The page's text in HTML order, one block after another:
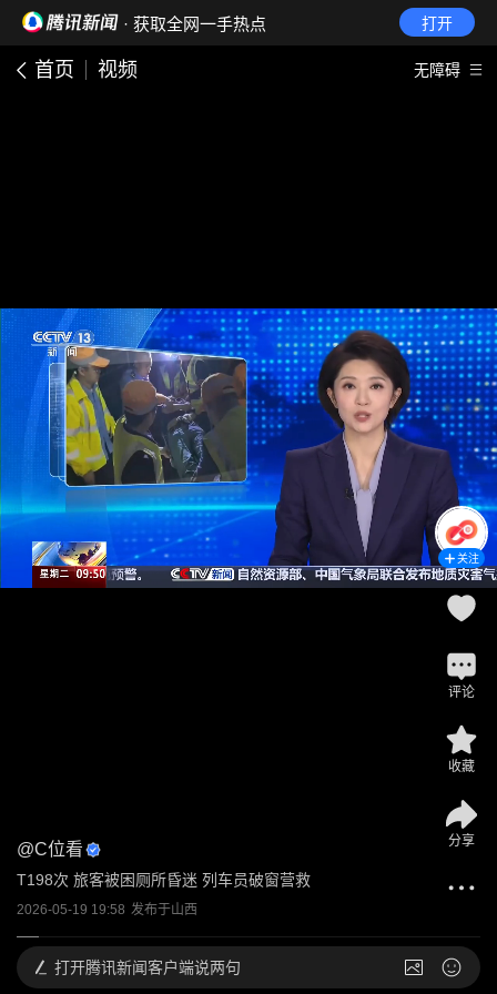
· 获取全网一手热点 打开
首页 视频 无障碍
@C位看
T198次 旅客被困厕所昏迷 列车员破窗营救
2026-05-19 19:58 发布于山西
关注
评论
收藏
分享
打开腾讯新闻客户端说两句